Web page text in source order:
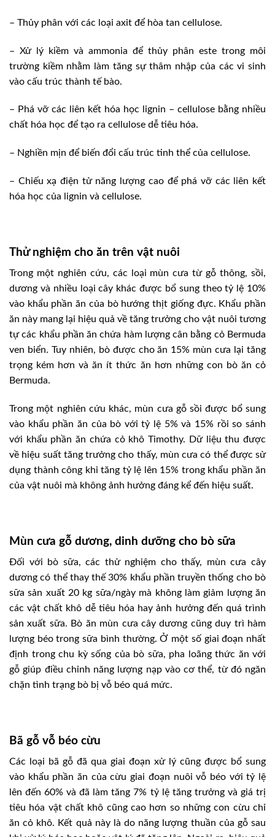
– Thủy phân với các loại axit để hòa tan cellulose.
– Xử lý kiềm và ammonia để thủy phân este trong môi
trường kiềm nhằm làm tăng sự thâm nhập của các vi sinh
vào cấu trúc thành tế bào.
– Phá vỡ các liên kết hóa học lignin – cellulose bằng nhiều
chất hóa học để tạo ra cellulose dễ tiêu hóa.
– Nghiền mịn để biến đổi cấu trúc tinh thể của cellulose.
– Chiếu xạ điện tử năng lượng cao để phá vỡ các liên kết
hóa học của lignin và cellulose.
Thử nghiệm cho ăn trên vật nuôi
Trong một nghiên cứu, các loại mùn cưa từ gỗ thông, sồi,
dương và nhiều loại cây khác được bổ sung theo tỷ lệ 10%
vào khẩu phần ăn của bò hướng thịt giống đực. Khẩu phần
ăn này mang lại hiệu quả về tăng trưởng cho vật nuôi tương
tự các khẩu phần ăn chứa hàm lượng cân bằng cỏ Bermuda
ven biển. Tuy nhiên, bò được cho ăn 15% mùn cưa lại tăng
trọng kém hơn và ăn ít thức ăn hơn những con bò ăn cỏ
Bermuda.
Trong một nghiên cứu khác, mùn cưa gỗ sồi được bổ sung
vào khẩu phần ăn của bò với tỷ lệ 5% và 15% rồi so sánh
với khẩu phần ăn chứa cỏ khô Timothy. Dữ liệu thu được
về hiệu suất tăng trưởng cho thấy, mùn cưa có thể được sử
dụng thành công khi tăng tỷ lệ lên 15% trong khẩu phần ăn
của vật nuôi mà không ảnh hưởng đáng kể đến hiệu suất.
Mùn cưa gỗ dương, dinh dưỡng cho bò sữa
Đối với bò sữa, các thử nghiệm cho thấy, mùn cưa cây
dương có thể thay thế 30% khẩu phần truyền thống cho bò
sữa sản xuất 20 kg sữa/ngày mà không làm giảm lượng ăn
các vật chất khô dễ tiêu hóa hay ảnh hưởng đến quá trình
sản xuất sữa. Bò ăn mùn cưa cây dương cũng duy trì hàm
lượng béo trong sữa bình thường. Ở một số giai đoạn nhất
định trong chu kỳ sống của bò sữa, pha loãng thức ăn với
gỗ giúp điều chỉnh năng lượng nạp vào cơ thể, từ đó ngăn
chặn tình trạng bò bị vỗ béo quá mức.
Bã gỗ vỗ béo cừu
Các loại bã gỗ đã qua giai đoạn xử lý cũng được bổ sung
vào khẩu phần ăn của cừu giai đoạn nuôi vỗ béo với tỷ lệ
lên đến 60% và đã làm tăng 7% tỷ lệ tăng trưởng và giá trị
tiêu hóa vật chất khô cũng cao hơn so những con cừu chỉ
ăn cỏ khô. Kết quả này là do năng lượng thuần của gỗ sau